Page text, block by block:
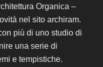
Organica –
nel sito archiram.
più di uno studio di
una serie di
e tempistiche.